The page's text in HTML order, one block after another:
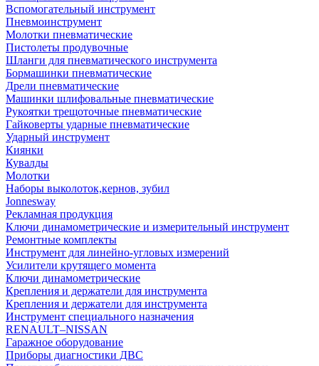
Вспомогательный инструмент
Пневмоинструмент
Молотки пневматические
Пистолеты продувочные
Шланги для пневматического инструмента
Бормашинки пневматические
Дрели пневматические
Машинки шлифовальные пневматические
Рукоятки трещоточные пневматические
Гайковерты ударные пневматические
Ударный инструмент
Киянки
Кувалды
Молотки
Наборы выколоток,кернов, зубил
Jonnesway
Рекламная продукция
Ключи динамометрические и измерительный инструмент
Ремонтные комплекты
Инструмент для линейно-угловых измерений
Усилители крутящего момента
Ключи динамометрические
Крепления и держатели для инструмента
Крепления и держатели для инструмента
Инструмент специального назначения
RENAULT–NISSAN
Гаражное оборудование
Приборы диагностики ДВС